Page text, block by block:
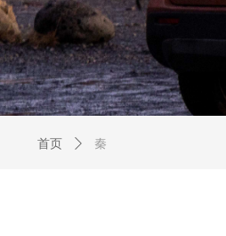
首页 ꄲ 秦